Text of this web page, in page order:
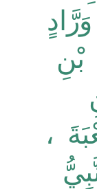
بْنِ
،